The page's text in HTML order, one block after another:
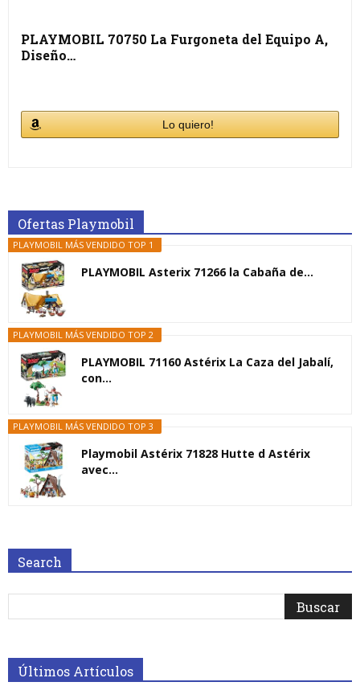
PLAYMOBIL 70750 La Furgoneta del Equipo A,
Diseño…
Lo quiero!
Ofertas Playmobil
PLAYMOBIL MÁS VENDIDO TOP 1
PLAYMOBIL Asterix 71266 la Cabaña de...
PLAYMOBIL MÁS VENDIDO TOP 2
PLAYMOBIL 71160 Astérix La Caza del Jabalí,
con...
PLAYMOBIL MÁS VENDIDO TOP 3
Playmobil Astérix 71828 Hutte d Astérix
avec...
Search
Últimos Artículos